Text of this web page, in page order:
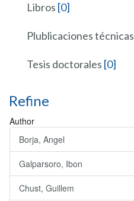
Libros [0]
Plublicaciones técnicas
Tesis doctorales [0]
Refine
Author
Borja, Angel
Galparsoro, Ibon
Chust, Guillem